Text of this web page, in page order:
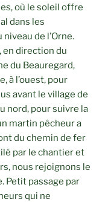
où le soleil offre
dans les
de l’Orne.
en direction du
du Beauregard,
à l’ouest, pour
avant le village de
nord, pour suivre la
martin pêcheur a
du chemin de fer
par le chantier et
nous rejoignons le
Petit passage par
qui ne